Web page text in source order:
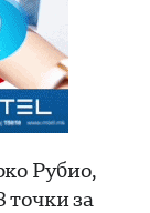
Рубио,
точки за